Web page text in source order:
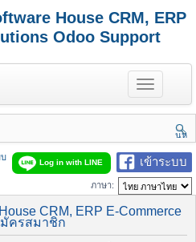
House CRM, ERP
Odoo Support
T
o
g
e
n
a
v
i
a
นห
า
เข้าระบบ
Log in with LINE
บ
ภาษา:
CRM, ERP E-Commerce
มัครสมาชิก